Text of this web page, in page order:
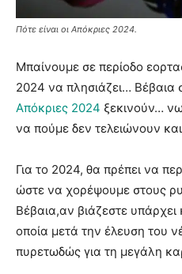
Πότε είναι οι Απόκριες 2024.
Μπαίνουμε σε περίοδο
2024 να πλησιάζει… Βέβαια
Απόκριες 2024 ξεκινούν…
να πούμε δεν τελειώνουν
Για το 2024, θα πρέπει να
ώστε να χορέψουμε στους
Βέβαια,αν βιάζεστε
οποία μετά την έλευση του
πυρετωδώς για τη μεγάλη